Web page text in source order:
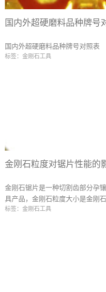
国内外超硬磨料品种牌号
国内外超硬磨料品种牌号对照表
标签：金刚石工具
金刚石粒度对锯片性能的
金刚石锯片是一种切割齿部分孕
具产品，金刚石粒度大小是金刚
那么颗粒大小不同对锯片产生了
标签：金刚石工具